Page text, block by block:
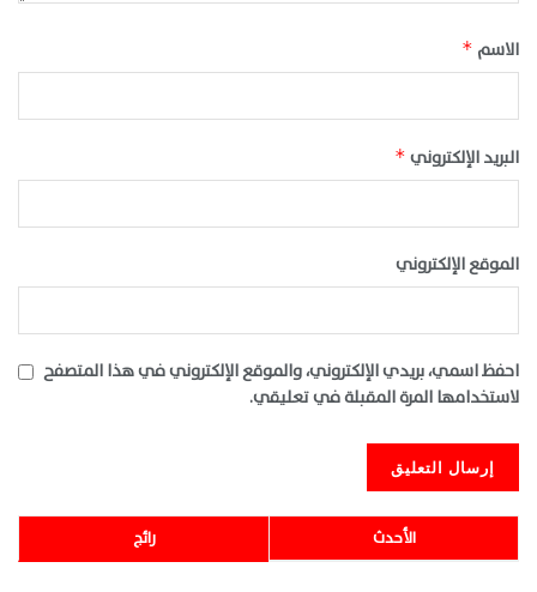
الاسم *
البريد الإلكتروني *
الموقع الإلكتروني
احفظ اسمي، بريدي الإلكتروني، والموقع الإلكتروني في هذا المتصفح
لاستخدامها المرة المقبلة في تعليقي.
رائج الأحدث